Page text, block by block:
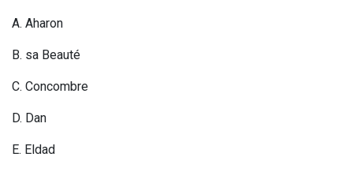
A. Aharon
B. sa Beauté
C. Concombre
D. Dan
E. Eldad